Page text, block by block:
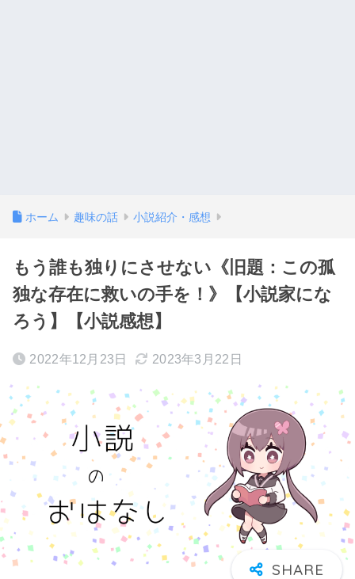
ホーム 趣味の話 小説紹介・感想
もう誰も独りにさせない《旧題：この孤
独な存在に救いの手を！》【小説家にな
ろう】【小説感想】
2022年12月23日 2023年3月22日